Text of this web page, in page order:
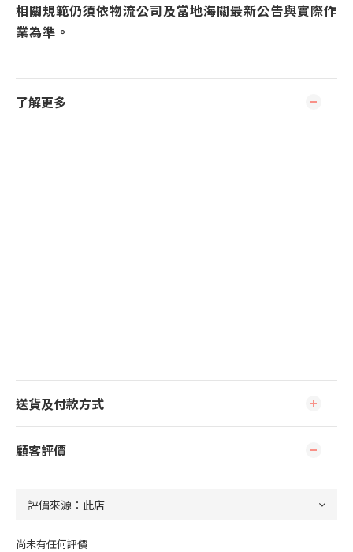
相關規範仍須依物流公司及當地海關最新公告與實際作
業為準。
了解更多
送貨及付款方式
顧客評價
尚未有任何評價